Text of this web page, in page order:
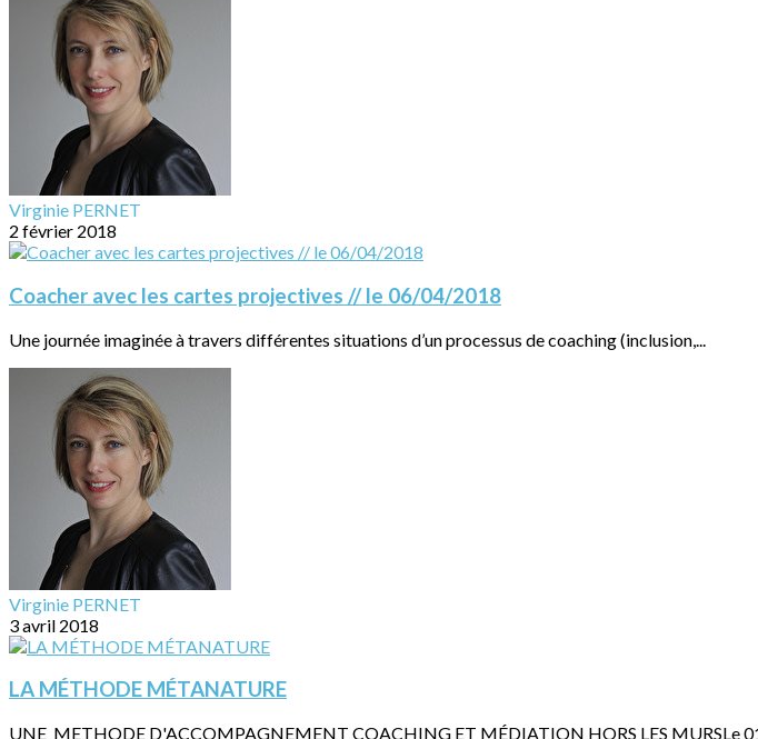
Virginie PERNET
2 février 2018
Coacher avec les cartes projectives // le 06/04/2018
Une journée imaginée à travers différentes situations d’un processus de coaching (inclusion,...
Virginie PERNET
3 avril 2018
LA MÉTHODE MÉTANATURE
UNE METHODE D'ACCOMPAGNEMENT COACHING ET MÉDIATION HORS LES MURSLe